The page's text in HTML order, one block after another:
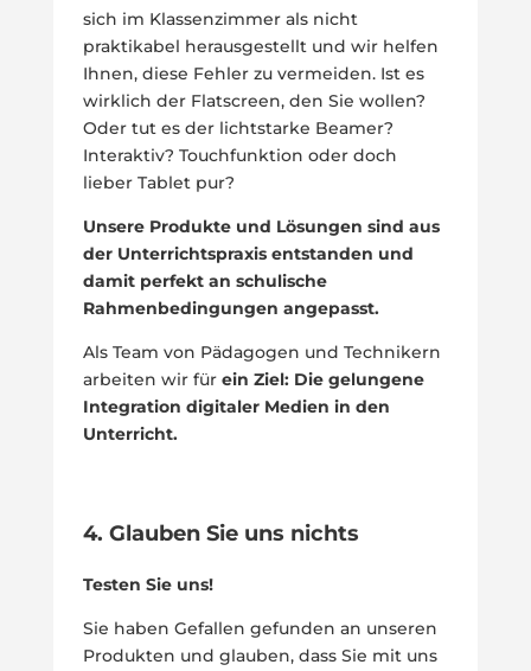
sich im Klassenzimmer als nicht
praktikabel herausgestellt und wir helfen
Ihnen, diese Fehler zu vermeiden. Ist es
wirklich der Flatscreen, den Sie wollen?
Oder tut es der lichtstarke Beamer?
Interaktiv? Touchfunktion oder doch
lieber Tablet pur?
Unsere Produkte und Lösungen sind aus
der Unterrichtspraxis entstanden und
damit perfekt an schulische
Rahmenbedingungen angepasst.
Als Team von Pädagogen und Technikern
arbeiten wir für ein Ziel: Die gelungene
Integration digitaler Medien in den
Unterricht.
4. Glauben Sie uns nichts
Testen Sie uns!
Sie haben Gefallen gefunden an unseren
Produkten und glauben, dass Sie mit uns